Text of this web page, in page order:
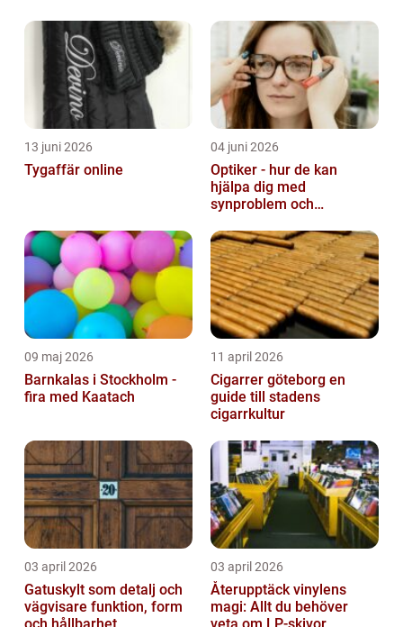
kommer också att diskutera hur dessa
leksak...
13 juni 2026
Tygaffär online
04 juni 2026
Optiker - hur de kan
hjälpa dig med
synproblem och
09 maj 2026
Barnkalas i Stockholm -
fira med Kaatach
11 april 2026
Cigarrer göteborg en
guide till stadens
cigarrkultur
03 april 2026
Gatuskylt som detalj och
vägvisare funktion, form
och hållbarhet
03 april 2026
Återupptäck vinylens
magi: Allt du behöver
veta om LP-skivor